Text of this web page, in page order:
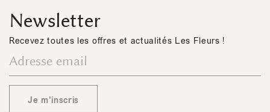
Newsletter
Recevez toutes les offres et actualités Les Fleurs !
Je m'inscris